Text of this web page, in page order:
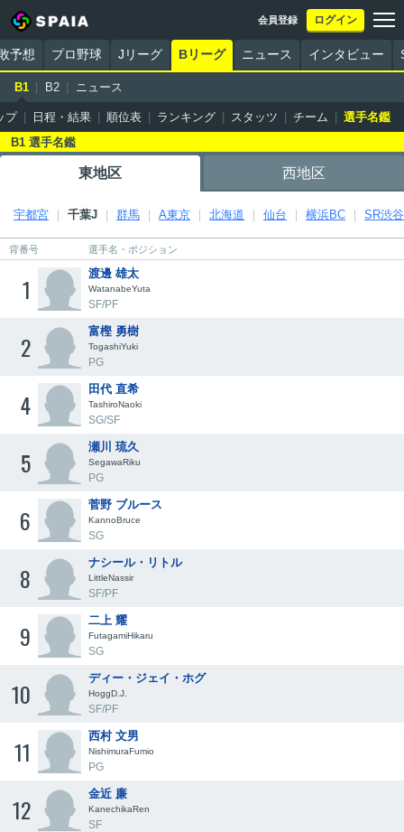
予想 プロ野球 Jリーグ Bリーグ ニュース インタビュー
会員登録 ログイン
B1 B2 ニュース
プ 日程・結果 順位表 ランキング スタッツ チーム
選手名鑑
B1 選手名鑑
東地区 西地区
宇都宮 千葉J 群馬 A東京 北海道 仙台 横浜BC SR渋谷
背番号 選手名・ポジション
1 渡邊 雄太
WatanabeYuta
SF/PF
2 富樫 勇樹
TogashiYuki
PG
4 田代 直希
TashiroNaoki
SG/SF
5 瀬川 琉久
SegawaRiku
PG
6 菅野 ブルース
KannoBruce
SG
8 ナシール・リトル
LittleNassir
SF/PF
9 二上 耀
FutagamiHikaru
SG
10 ディー・ジェイ・ホグ
HoggD.J.
SF/PF
11 西村 文男
NishimuraFumio
PG
12 金近 廉
KanechikaRen
SF